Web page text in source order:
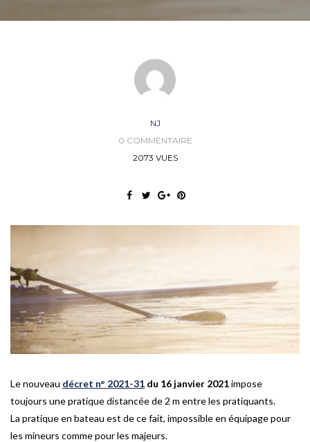
NJ
0 COMMENTAIRE
2073 VUES
Le nouveau décret n° 2021-31 du 16 janvier 2021impose
toujours une pratique distancée de 2 m entre les pratiquants.
La pratique en bateau est de ce fait, impossible en équipage pour
les mineurs comme pour les majeurs.